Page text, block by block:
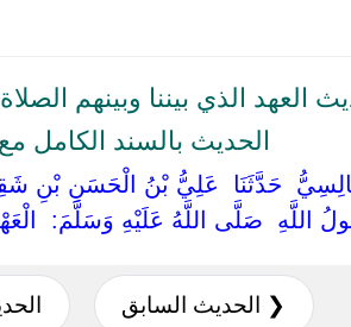
العهد الذي بيننا وبينهم
الحديث بالسند الكامل
‏حَدَّثَنَا ‏ ‏عَلِيُّ بْنُ الْحَسَنِ بْنِ
‏صَلَّى اللَّهُ عَلَيْهِ وَسَلَّمَ: ‏ ‏الْعَهْدُ
❮ الحديث السابق